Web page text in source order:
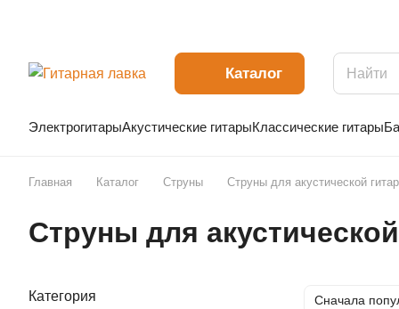
Каталог
ЭлектрогитарыАкустические гитарыКлассические гитары
Главная Каталог Струны Струны для акустической
Струны для
Сначала
Категория